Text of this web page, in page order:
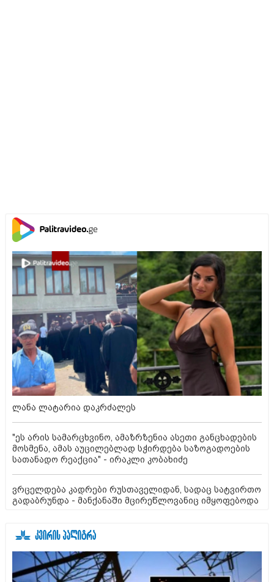
ლანა ლატარია დაკრძალეს
"ეს არის სამარცხვინო, ამაზრზენია ასეთი განცხადების
მოსმენა, ამას აუცილებლად სჭირდება საზოგადოების
სათანადო რეაქცია" - ირაკლი კობახიძე
ვრცელდება კადრები რუსთაველიდან, სადაც სატვირთო
გადაბრუნდა - მანქანაში მცირეწლოვანიც იმყოფებოდა